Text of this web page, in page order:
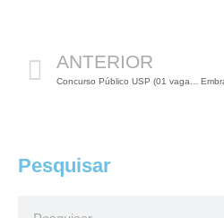
ANTERIOR
Concurso Público USP (01 vaga para Biólogos)
Pesquisar